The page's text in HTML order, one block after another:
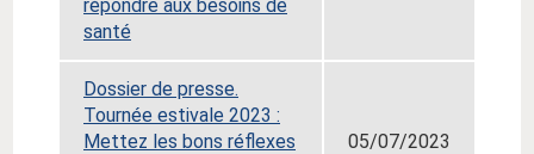
répondre aux besoins de
santé
Dossier de presse.
Tournée estivale 2023 :
Mettez les bons réflexes
05/07/2023